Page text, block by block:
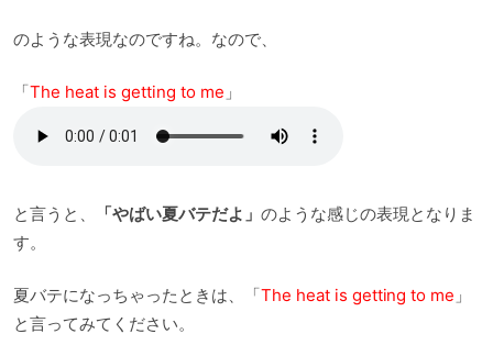
のような表現なのですね。なので、
「The heat is getting to me 」
と言うと、 「やばい夏バテだよ」 のような感じの表現となりま
す。
夏バテになっちゃったときは、「The heat is getting to me 」
と言ってみてください。